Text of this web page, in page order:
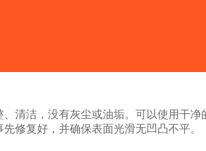
清洁，没有灰尘或油垢。可以使用干净
修复好，并确保表面光滑无凹凸不平。